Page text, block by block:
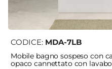
CODICE: MDA-7LB
Mobile bagno sospeso con
opaco cannettato con